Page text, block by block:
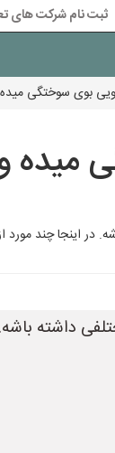
ثبت نام شرکت های
بوی سوختگی
میده
مورد از شایع‌ترین
داشته باشه.